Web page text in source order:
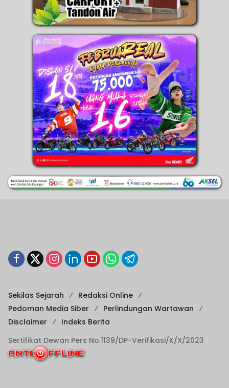
Sekilas Sejarah
Redaksi Online
Pedoman Media Siber
Perlindungan Wartawan
Disclaimer
Indeks Berita
Sertifikat Dewan Pers No.1139/DP-Verifikasi/K/X/2023